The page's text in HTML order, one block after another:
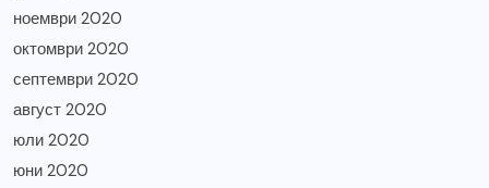
ноември 2020
октомври 2020
септември 2020
август 2020
юли 2020
юни 2020